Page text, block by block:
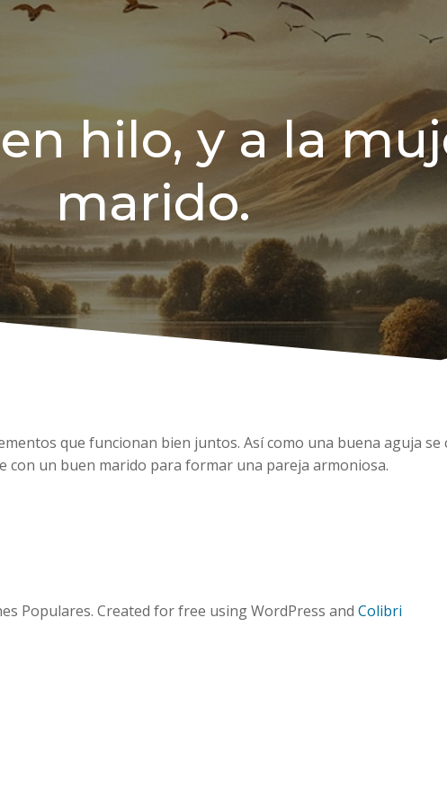
hilo, y a la
marido.
que funcionan bien juntos. Así como una buena aguja
con un buen marido para formar una pareja armoniosa.
Populares. Created for free using WordPress and Colibri